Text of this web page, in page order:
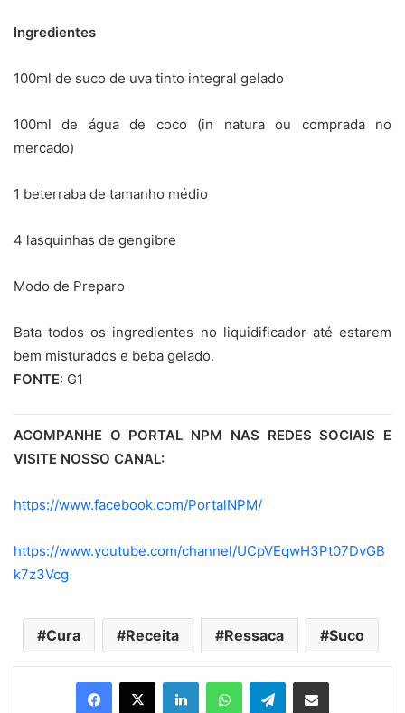
Ingredientes
100ml de suco de uva tinto integral gelado
100ml de água de coco (in natura ou comprada no
mercado)
1 beterraba de tamanho médio
4 lasquinhas de gengibre
Modo de Preparo
Bata todos os ingredientes no liquidificador até estarem
bem misturados e beba gelado.
FONTE: G1
ACOMPANHE O PORTAL NPM NAS REDES SOCIAIS E
VISITE NOSSO CANAL:
https://www.facebook.com/PortalNPM/
https://www.youtube.com/channel/UCpVEqwH3Pt07DvGB
k7z3Vcg
Cura Receita Ressaca Suco
Telegram